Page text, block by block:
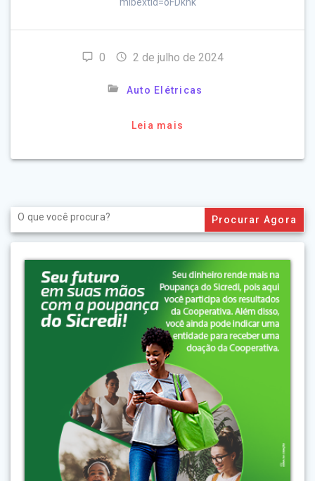
0 2 de julho de 2024
Auto Elétricas
Leia mais
Search
for: